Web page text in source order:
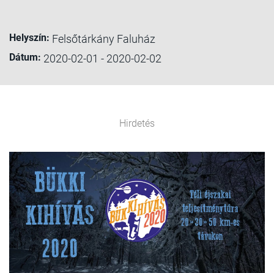
Helyszín: Felsőtárkány Faluház
Dátum: 2020-02-01 - 2020-02-02
Hirdetés